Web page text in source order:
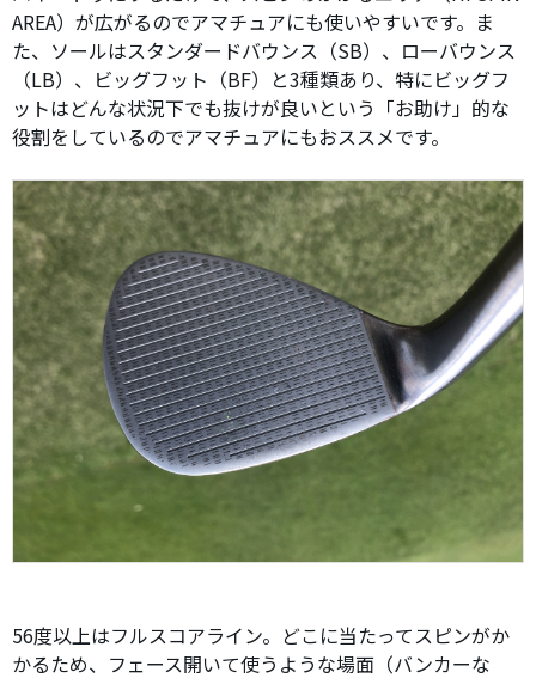
AREA）が広がるのでアマチュアにも使いやすいです。ま
た、ソールはスタンダードバウンス（SB）、ローバウンス
（LB）、ビッグフット（BF）と3種類あり、特にビッグフ
ットはどんな状況下でも抜けが良いという「お助け」的な
役割をしているのでアマチュアにもおススメです。
56度以上はフルスコアライン。どこに当たってスピンがか
かるため、フェース開いて使うような場面（バンカーな